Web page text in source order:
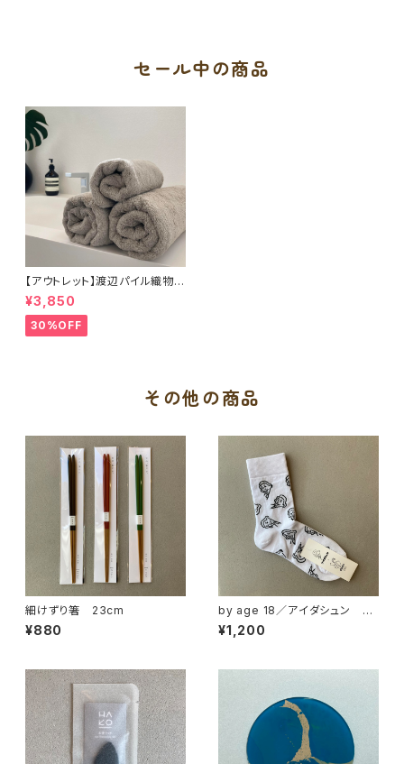
セール中の商品
【アウトレット】渡辺パイル織物
もふもふサンホーキン（バスタオ
ル）
¥3,850
30%OFF
その他の商品
細けずり箸 23cm
¥880
by age 18／アイダシュン D
odo Socks コラボソックス
¥1,200